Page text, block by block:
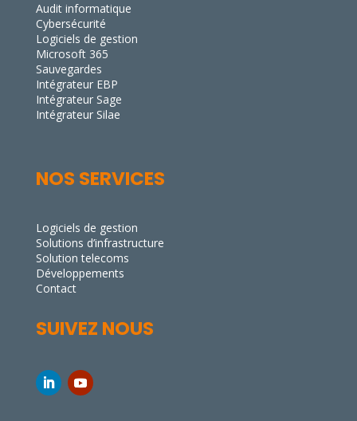
Audit informatique
Cybersécurité
Logiciels de gestion
Microsoft 365
Sauvegardes
Intégrateur EBP
Intégrateur Sage
Intégrateur Silae
NOS SERVICES
Logiciels de gestion
Solutions d’infrastructure
Solution telecoms
Développements
Contact
SUIVEZ NOUS